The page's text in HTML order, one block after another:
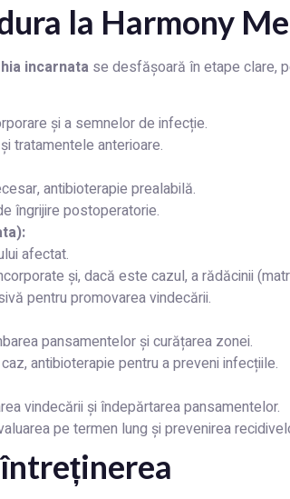
la Harmony
incarnata se desfășoară în etape clare,
și a semnelor de infecție.
tratamentele anterioare.
antibioterapie prealabilă.
îngrijire postoperatorie.
afectat.
și, dacă este cazul, a rădăcinii
pentru promovarea vindecării.
pansamentelor și curățarea zonei.
antibioterapie pentru a preveni infecțiile.
vindecării și îndepărtarea pansamentelor.
pe termen lung și prevenirea